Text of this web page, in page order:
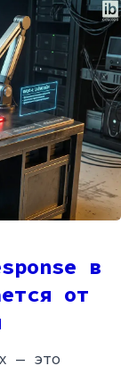
в
от
— это